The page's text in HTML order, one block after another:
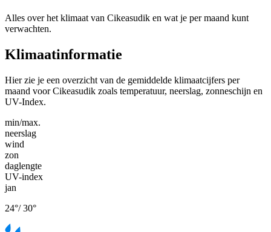
Alles over het klimaat van Cikeasudik en wat je per maand kunt
verwachten.
Klimaatinformatie
Hier zie je een overzicht van de gemiddelde klimaatcijfers per
maand voor Cikeasudik zoals temperatuur, neerslag, zonneschijn en
UV-Index.
min/max.
neerslag
wind
zon
daglengte
UV-index
jan
24°/30°